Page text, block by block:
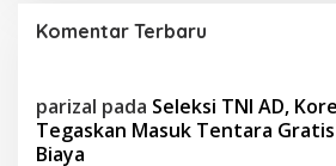
Komentar Terbaru
parizal pada Seleksi TNI AD,
Tegaskan Masuk Tentara
Biaya